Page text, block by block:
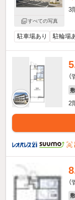
すべての写真
3
駐車場あり 駐輪場
敷
2
敷